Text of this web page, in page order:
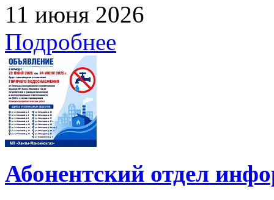
11 июня 2026
Подробнее
Абонентский отдел